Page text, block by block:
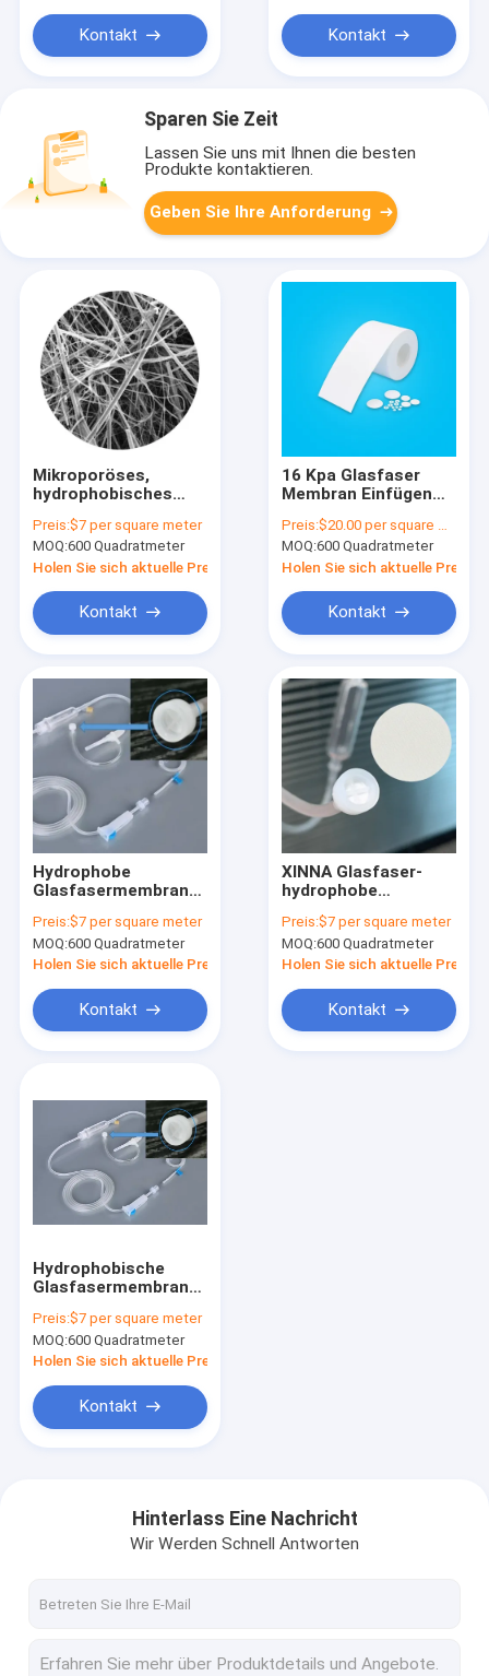
Produkte
Videos
Über uns
Kontakt mit uns
Bitte um ein Angebot
Laboratoriumsfilter für Spritzen
Kontakt Kontakt
Sparen Sie Zeit
Lassen Sie uns mit Ihnen die besten
Produkte kontaktieren.
Geben Sie Ihre Anforderung
Mikroporöses,
hydrophobisches
gleichwertig einer
GVS-GF-Membran
Preis:$7 per square meter
MOQ:600 Quadratmeter
Holen Sie sich aktuelle Preis
Kontakt
16 Kpa Glasfaser
Membran Einfügen
Membran Luftzufuhr
Preis:$20.00 per square meter
MOQ:600 Quadratmeter
Holen Sie sich aktuelle Preis
Kontakt
Hydrophobe
Glasfasermembran
Luftlüftung in IV-
Infusionssätzen
Preis:$7 per square meter
MOQ:600 Quadratmeter
Holen Sie sich aktuelle Preis
Kontakt
XINNA Glasfaser-
hydrophobe
medizinische und
Laboranwendungen
Preis:$7 per square meter
MOQ:600 Quadratmeter
Holen Sie sich aktuelle Preis
Kontakt
Hydrophobische
Glasfasermembran
0,22 μM bis 20 μM
Preis:$7 per square meter
MOQ:600 Quadratmeter
Holen Sie sich aktuelle Preis
Kontakt
Hinterlass Eine Nachricht
Wir Werden Schnell Antworten